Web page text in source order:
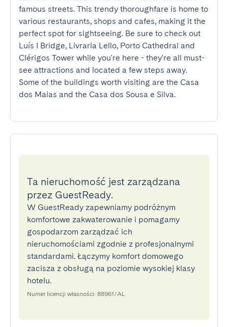
famous streets. This trendy thoroughfare is home to
various restaurants, shops and cafes, making it the
perfect spot for sightseeing. Be sure to check out
Luís I Bridge, Livraria Lello, Porto Cathedral and
Clérigos Tower while you're here - they're all must-
see attractions and located a few steps away.
Some of the buildings worth visiting are the Casa
dos Maias and the Casa dos Sousa e Silva.
Ta nieruchomość jest zarządzana
przez GuestReady.
W GuestReady zapewniamy podróżnym
komfortowe zakwaterowanie i pomagamy
gospodarzom zarządzać ich
nieruchomościami zgodnie z profesjonalnymi
standardami. Łączymy komfort domowego
zacisza z obsługą na poziomie wysokiej klasy
hotelu.
Numer licencji własności: 88961/AL